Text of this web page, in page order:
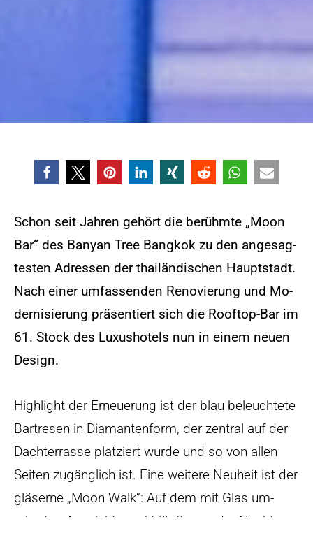
Schon seit Jah­ren ge­hört die be­rühmte „Moon
Bar“ des Ban­yan Tree Bang­kok zu den an­ge­sag­
tes­ten Adres­sen der thai­län­di­schen Haupt­stadt.
Nach ei­ner um­fas­sen­den Re­no­vie­rung und Mo­
der­ni­sie­rung prä­sen­tiert sich die Ro­of­top-Bar im
61. Stock des Lu­xus­ho­tels nun in ei­nem neuen
De­sign.
High­light der Er­neue­rung ist der blau be­leuch­tete
Bar­tre­sen in Dia­man­ten­form, der zen­tral auf der
Dach­ter­rasse plat­ziert wurde und so von al­len
Sei­ten zu­gäng­lich ist. Eine wei­tere Neu­heit ist der
glä­serne „Moon Walk“: Auf dem mit Glas um­
rahm­ten Aus­sichts­punkt läuft man der Nacht re­